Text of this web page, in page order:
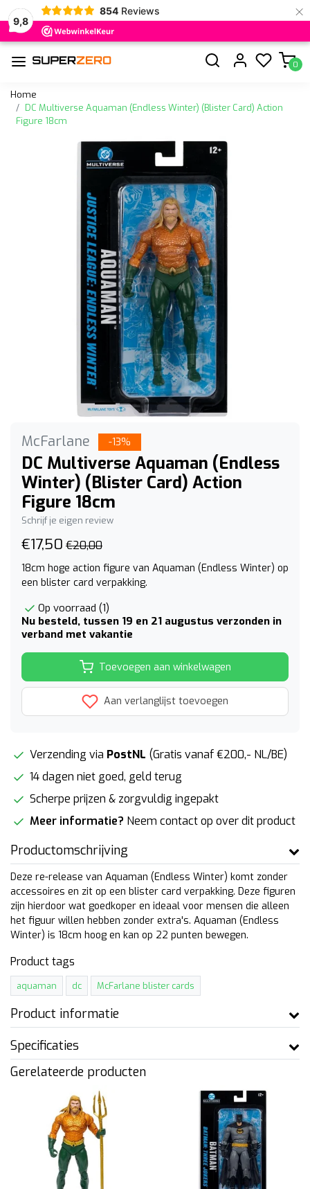
9,8
854 Reviews ×
0
Home
DC Multiverse Aquaman (Endless Winter) (Blister Card) Action
Figure 18cm
McFarlane -13%
DC Multiverse Aquaman (Endless
Winter) (Blister Card) Action
Figure 18cm
Schrijf je eigen review
€17,50 €20,00
18cm hoge action figure van Aquaman (Endless Winter) op
een blister card verpakking.
Op voorraad (1)
Nu besteld, tussen 19 en 21 augustus verzonden in
verband met vakantie
Toevoegen aan winkelwagen
Aan verlanglijst toevoegen
Verzending via PostNL (Gratis vanaf €200,- NL/BE)
14 dagen niet goed, geld terug
Scherpe prijzen & zorgvuldig ingepakt
Meer informatie? Neem contact op over dit product
Productomschrijving
Deze re-release van Aquaman (Endless Winter) komt zonder
accessoires en zit op een blister card verpakking. Deze figuren
zijn hierdoor wat goedkoper en ideaal voor mensen die alleen
het figuur willen hebben zonder extra's. Aquaman (Endless
Winter) is 18cm hoog en kan op 22 punten bewegen.
Product tags
aquaman dc McFarlane blister cards
Product informatie
Specificaties
Gerelateerde producten